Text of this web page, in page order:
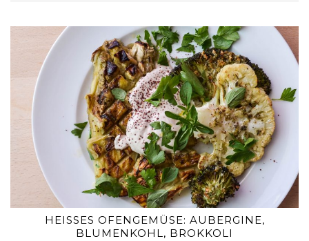
HEISSES OFENGEMÜSE: AUBERGINE, B
LUMENKOHL, BROKKOLI